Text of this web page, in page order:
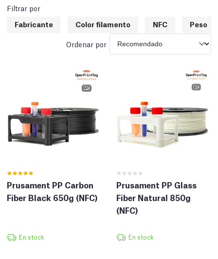
Filtrar por
Fabricante
Color filamento NFC Peso
Ordenar por
Prusament PP Carbon
Fiber Black 650g (NFC)
En stock
Prusament PP Glass
Fiber Natural 850g
(NFC)
En stock